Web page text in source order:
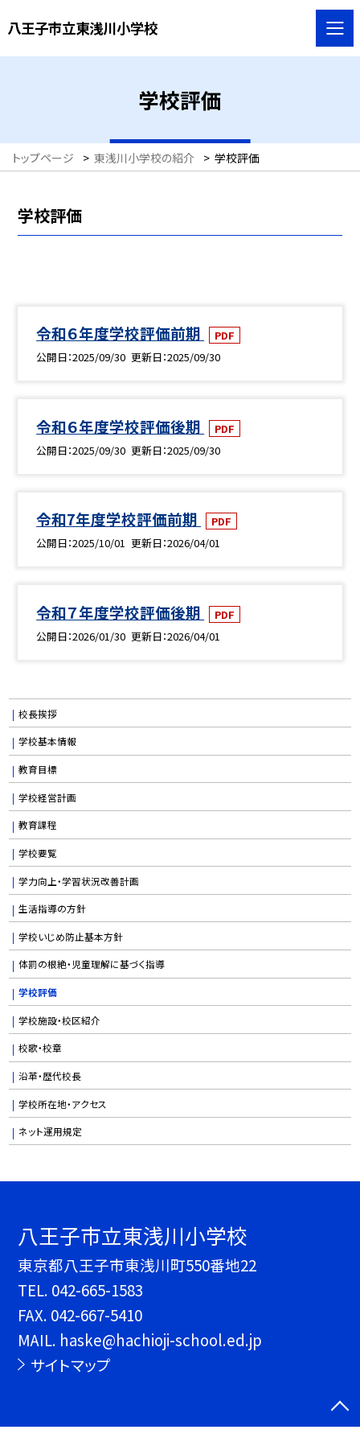
八王子市立東浅川小学校
学校評価
トップページ > 東浅川小学校の紹介 > 学校評価
学校評価
令和６年度学校評価前期
PDF
公開日 2025/09/30 更新日 2025/09/30
令和６年度学校評価後期
PDF
公開日 2025/09/30 更新日 2025/09/30
令和7年度学校評価前期
PDF
公開日 2025/10/01 更新日 2026/04/01
令和７年度学校評価後期
PDF
公開日 2026/01/30 更新日 2026/04/01
校長挨拶
学校基本情報
教育目標
学校経営計画
教育課程
学校要覧
学力向上・学習状況改善計画
生活指導の方針
学校いじめ防止基本方針
体罰の根絶・児童理解に基づく指導
学校評価
学校施設・校区紹介
校歌・校章
沿革・歴代校長
学校所在地・アクセス
ネット運用規定
八王子市立東浅川小学校
東京都八王子市東浅川町550番地22
TEL. 042-665-1583
FAX. 042-667-5410
MAIL. haske@hachioji-school.ed.jp
サイトマップ